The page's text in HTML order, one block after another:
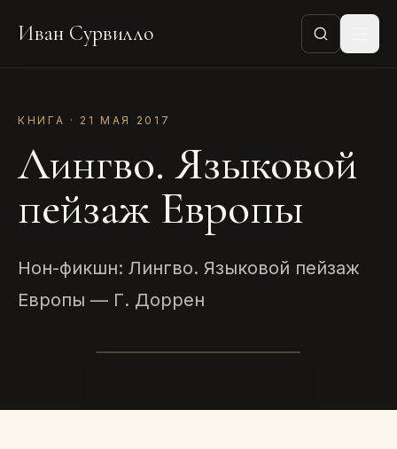
Иван Сурвилло
КНИГА · 21 МАЯ 2017
Лингво. Языковой
пейзаж Европы
Нон-фикшн: Лингво. Языковой пейзаж
Европы — Г. Доррен